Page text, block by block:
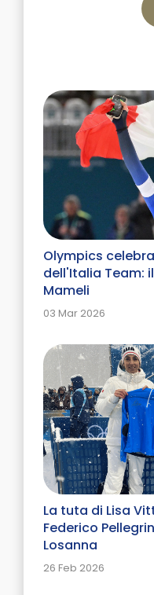
Olympics
dell'Italia Team:
Mameli
03 Mar 2026
La tuta di Lisa
Federico
Losanna
26 Feb 2026